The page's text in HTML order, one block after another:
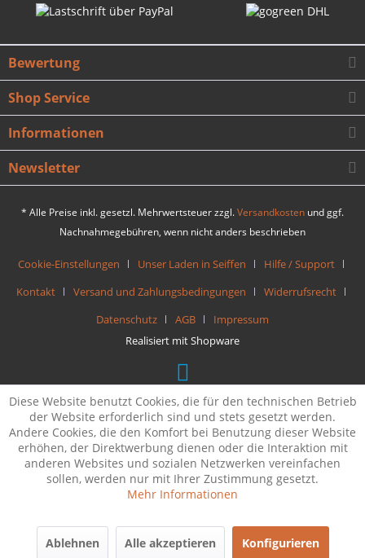
Bewertung
Shop Service
Informationen
Newsletter
* Alle Preise inkl. gesetzl. Mehrwertsteuer zzgl.Versandkosten und ggf.
Nachnahmegebühren, wenn nicht anders beschrieben
Cookie-Einstellungen Unser Laden in Seiffen
Hilfe / Support
Kontakt
Versand und Zahlungsbedingungen
Widerrufsrecht
Datenschutz
AGB
Impressum
Realisiert mit Shopware
Diese Website benutzt Cookies, die für den technischen Betrieb
der Website erforderlich sind und stets gesetzt werden.
Andere Cookies, die den Komfort bei Benutzung dieser Website
erhöhen, der Direktwerbung dienen oder die Interaktion mit
anderen Websites und sozialen Netzwerken vereinfachen
sollen, werden nur mit Ihrer Zustimmung gesetzt.
Mehr Informationen
Ablehnen Alle akzeptieren Konfigurieren